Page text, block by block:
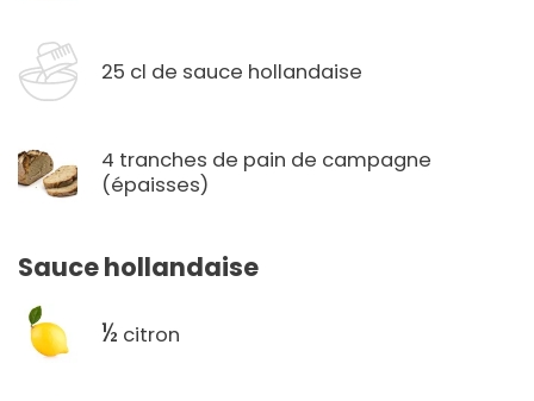
25 cl de sauce hollandaise
4 tranches de pain de campagne
(épaisses)
Sauce hollandaise
½ citron